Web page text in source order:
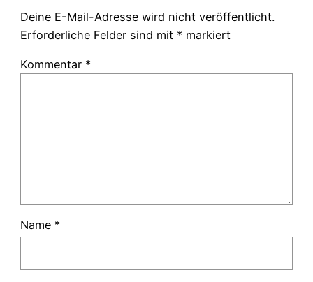
Deine E-Mail-Adresse wird nicht veröffentlicht.
Erforderliche Felder sind mit * markiert
Kommentar *
Name *